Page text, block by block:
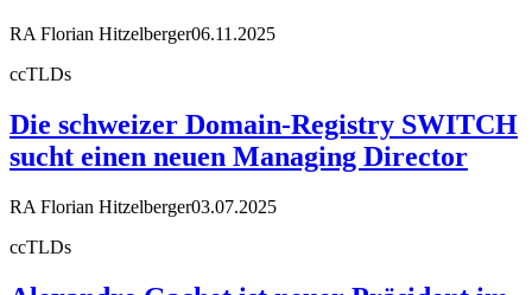
RA Florian Hitzelberger06.11.2025
ccTLDs
Die schweizer Domain-Registry SWITCH
sucht einen neuen Managing Director
RA Florian Hitzelberger03.07.2025
ccTLDs